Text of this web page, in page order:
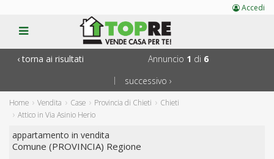
torna ai risultati Annuncio 1 di 6
| successivo
Home Vendita Case Provincia di Chieti
Chieti
Attico in Via Asinio Herio
appartamento in vendita
Comune (PROVINCIA) Regione
Accedi